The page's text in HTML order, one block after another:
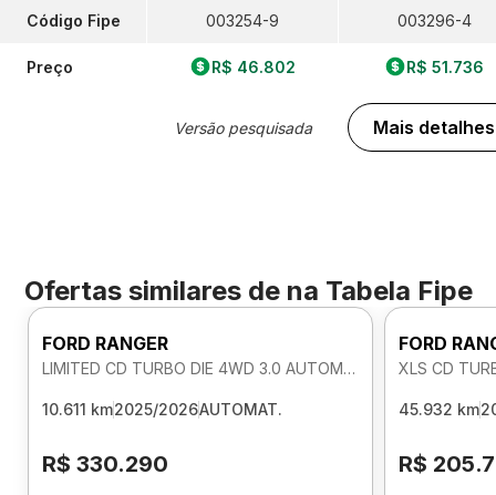
Código Fipe
Preço
003254-9
R$ 46.802
Versão pesquisada
003296-4
R$ 51.736
Mais detalhes
Ofertas similares de na Tabela Fipe
FORD RANGER
LIMITED CD TURBO DIE 4WD 3.0 AUTOMATICO
10.611 km2025/2026AUTOMAT.
R$ 330.290
FORD
XLS CD
45.932 km
R$